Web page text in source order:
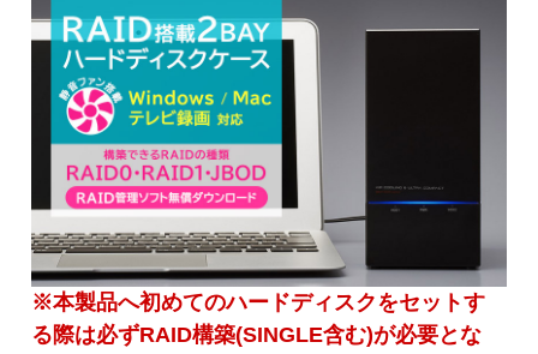
※本製品へ初めてのハードディスクをセットす
る際は必ずRAID構築(SINGLE含む)が必要とな